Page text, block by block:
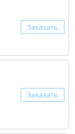
Заказать
Заказать